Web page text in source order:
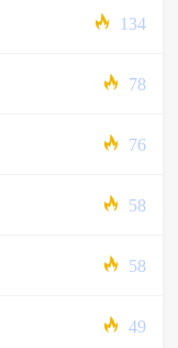
134
78
76
58
58
49